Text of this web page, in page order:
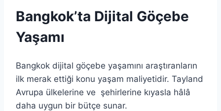
Bangkok’ta Dijital Göçebe
Yaşamı
Bangkok dijital göçebe yaşamını araştıranların
ilk merak ettiği konu yaşam maliyetidir. Tayland
Avrupa ülkelerine ve şehirlerine kıyasla hâlâ
daha uygun bir bütçe sunar.